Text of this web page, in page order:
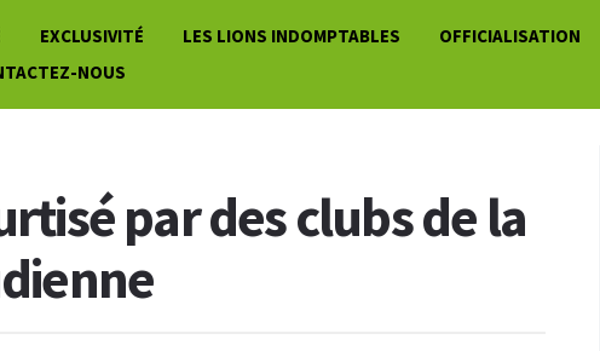
EXCLUSIVITÉ LES LIONS INDOMPTABLES OFFICIALISATION
NOUS
par des clubs de la